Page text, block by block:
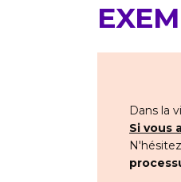
Dans la
Si vous